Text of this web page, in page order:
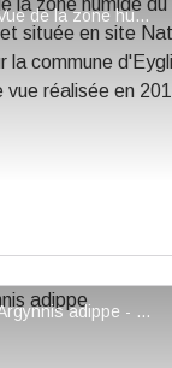
Voir
Vue de la zone humide du col du Lauzet située en site Natura 2000 sur la commune d'Eygliers. Prise de vue réalisée en 2019. - P. Castro
et rivières
Argynnis adippe - ©Lilian_Car